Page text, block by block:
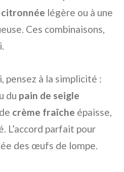
légère ou à une
Ces combinaisons,
pensez à la simplicité :
du pain de seigle
crème fraîche épaisse,
L’accord parfait pour
des œufs de lompe.